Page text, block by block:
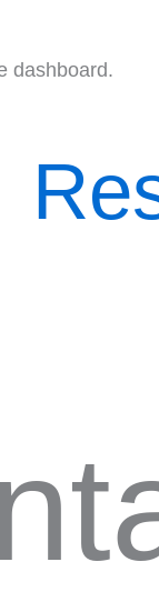
dashboard.